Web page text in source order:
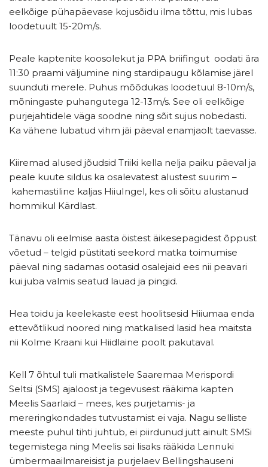
eelkõige pühapäevase kojusõidu ilma tõttu, mis lubas
loodetuult 15-20m/s.
Peale kaptenite koosolekut ja PPA briifingut oodati ära
11:30 praami väljumine ning stardipaugu kõlamise järel
suunduti merele. Puhus mõõdukas loodetuul 8-10m/s,
mõningaste puhangutega 12-13m/s. See oli eelkõige
purjejahtidele väga soodne ning sõit sujus nobedasti.
Ka vähene lubatud vihm jäi päeval enamjaolt taevasse.
Kiiremad alused jõudsid Triiki kella nelja paiku päeval ja
peale kuute sildus ka osalevatest alustest suurim –
kahemastiline kaljas HiiuIngel, kes oli sõitu alustanud
hommikul Kärdlast.
Tänavu oli eelmise aasta öistest äikesepagidest õppust
võetud – telgid püstitati seekord matka toimumise
päeval ning sadamas ootasid osalejaid ees nii peavari
kui juba valmis seatud lauad ja pingid.
Hea toidu ja keelekaste eest hoolitsesid Hiiumaa enda
ettevõtlikud noored ning matkalised lasid hea maitsta
nii Kolme Kraani kui Hiidlaine poolt pakutaval.
Kell 7 õhtul tuli matkalistele Saaremaa Merispordi
Seltsi (SMS) ajaloost ja tegevusest rääkima kapten
Meelis Saarlaid – mees, kes purjetamis- ja
mereringkondades tutvustamist ei vaja. Nagu selliste
meeste puhul tihti juhtub, ei piirdunud jutt ainult SMSi
tegemistega ning Meelis sai lisaks rääkida Lennuki
ümbermaailmareisist ja purjelaev Bellingshauseni